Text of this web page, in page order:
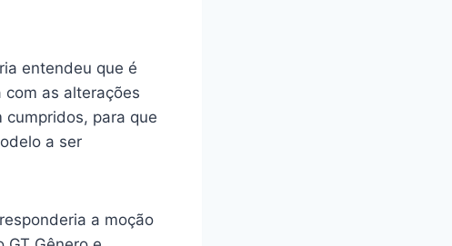
entendeu que é
as alterações
para que
a ser
a moção